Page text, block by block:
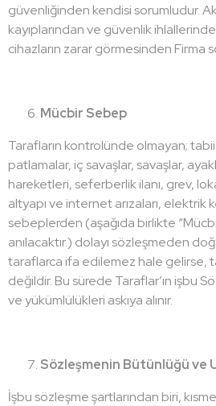
güvenliğinden kendisi sorumludur.
kayıplarından ve güvenlik
cihazların zarar görmesinden Firma
Mücbir Sebep
Tarafların kontrolünde olmayan;
patlamalar, iç savaşlar, savaşlar,
hareketleri, seferberlik ilanı, grev,
altyapı ve internet arızaları, elektrik
sebeplerden (aşağıda birlikte
anılacaktır.) dolayı sözleşmeden
taraflarca ifa edilemez hale gelirse,
değildir. Bu sürede Taraflar’ın işbu
ve yükümlülükleri askıya alınır.
Sözleşmenin Bütünlüğü ve
İşbu sözleşme şartlarından biri,